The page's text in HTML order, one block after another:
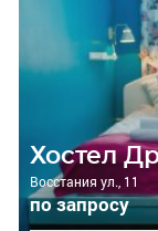
Хостел
Восстания ул., 11
по запросу